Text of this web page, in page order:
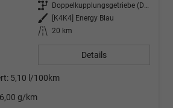
Getriebe
Doppelkupplungsgetriebe (DSG)
Außenfarbe
[K4K4] Energy Blau
Kilometerstand 20 km
Details
5,10 l/100km
g/km